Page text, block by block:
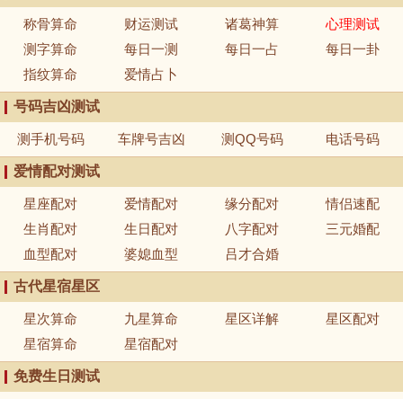
称骨算命 财运测试 诸葛神算
心理测试
测字算命
每日一测 每日一占
每日一卦
指纹算命
爱情占卜
号码吉凶测试
测手机号码 车牌号吉凶 测QQ号码 电话号码
爱情配对测试
星座配对 爱情配对 缘分配对
情侣速配
生肖配对
生日配对 八字配对
三元婚配
血型配对
婆媳血型 吕才合婚
古代星宿星区
星次算命 九星算命 星区详解
星区配对
星宿算命
星宿配对
免费生日测试